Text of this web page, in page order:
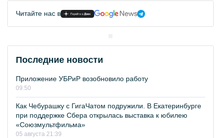
Читайте нас в
Последние новости
Приложение УБРиР возобновило работу
09:50
Как Чебурашку с ГигаЧатом подружили. В Екатеринбурге
при поддержке Сбера открылась выставка к юбилею
«Союзмультфильма»
05 августа 21:39